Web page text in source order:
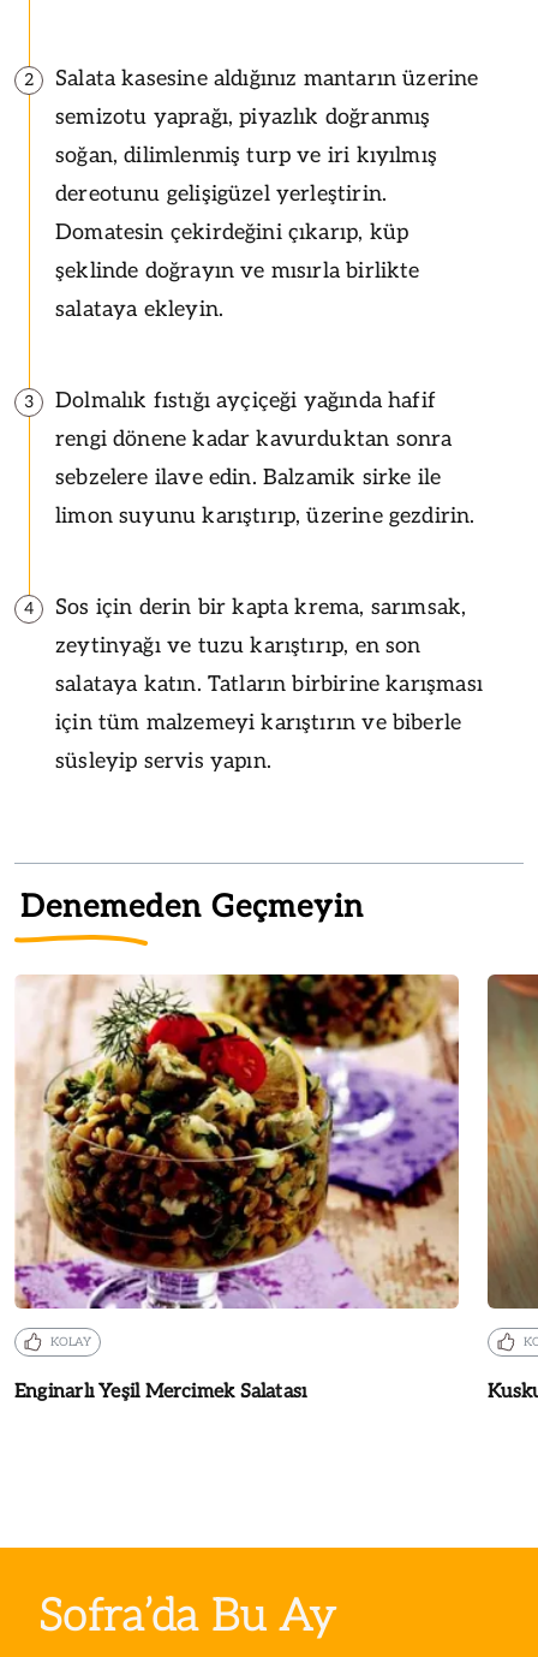
2
Salata kasesine aldığınız mantarın üzerine
semizotu yaprağı, piyazlık doğranmış
soğan, dilimlenmiş turp ve iri kıyılmış
dereotunu gelişigüzel yerleştirin.
Domatesin çekirdeğini çıkarıp, küp
şeklinde doğrayın ve mısırla birlikte
salataya ekleyin.
3
Dolmalık fıstığı ayçiçeği yağında hafif
rengi dönene kadar kavurduktan sonra
sebzelere ilave edin. Balzamik sirke ile
limon suyunu karıştırıp, üzerine gezdirin.
4
Sos için derin bir kapta krema, sarımsak,
zeytinyağı ve tuzu karıştırıp, en son
salataya katın. Tatların birbirine karışması
için tüm malzemeyi karıştırın ve biberle
süsleyip servis yapın.
Denemeden Geçmeyin
KOLAY
Enginarlı Yeşil Mercimek Salatası
Sofra’da Bu Ay